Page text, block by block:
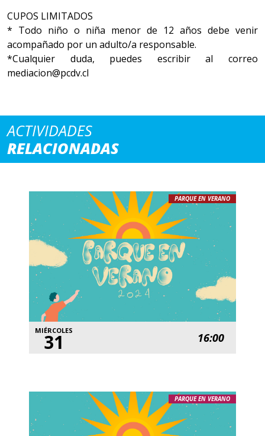
CUPOS LIMITADOS
* Todo niño o niña menor de 12 años debe venir
acompañado por un adulto/a responsable.
*Cualquier duda, puedes escribir al correo
mediacion@pcdv.cl
ACTIVIDADES
RELACIONADAS
PARQUE EN VERANO
MIÉRCOLES
31 16:00
PARQUE EN VERANO